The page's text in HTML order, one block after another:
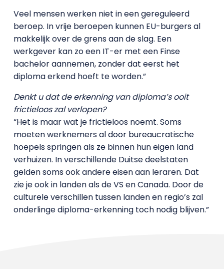
Veel mensen werken niet in een gereguleerd
beroep. In vrije beroepen kunnen EU-burgers al
makkelijk over de grens aan de slag. Een
werkgever kan zo een IT-er met een Finse
bachelor aannemen, zonder dat eerst het
diploma erkend hoeft te worden.”
Denkt u dat de erkenning van diploma’s ooit
frictieloos zal verlopen?
“Het is maar wat je frictieloos noemt. Soms
moeten werknemers al door bureaucratische
hoepels springen als ze binnen hun eigen land
verhuizen. In verschillende Duitse deelstaten
gelden soms ook andere eisen aan leraren. Dat
zie je ook in landen als de VS en Canada. Door de
culturele verschillen tussen landen en regio’s zal
onderlinge diploma-erkenning toch nodig blijven.”